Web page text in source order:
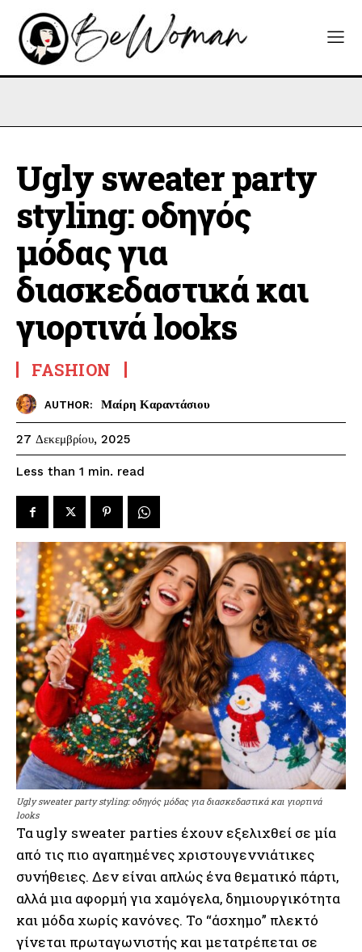
Ugly sweater party
styling: οδηγός
μόδας για
διασκεδαστικά και
γιορτινά looks
FASHION
AUTHOR: Μαίρη Καραντάσιου
27 Δεκεμβρίου, 2025
Less than 1 min. read
Ugly sweater party styling: οδηγός μόδας για διασκεδαστικά και γιορτινά
looks
Τα ugly sweater parties έχουν εξελιχθεί σε μία
από τις πιο αγαπημένες χριστουγεννιάτικες
συνήθειες. Δεν είναι απλώς ένα θεματικό πάρτι,
αλλά μια αφορμή για χαμόγελα, δημιουργικότητα
και μόδα χωρίς κανόνες. Το “άσχημο” πλεκτό
γίνεται πρωταγωνιστής και μετατρέπεται σε